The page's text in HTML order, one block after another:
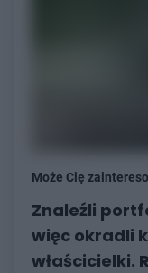
Może Cię
Znaleźli
więc okradli
właścicielki.